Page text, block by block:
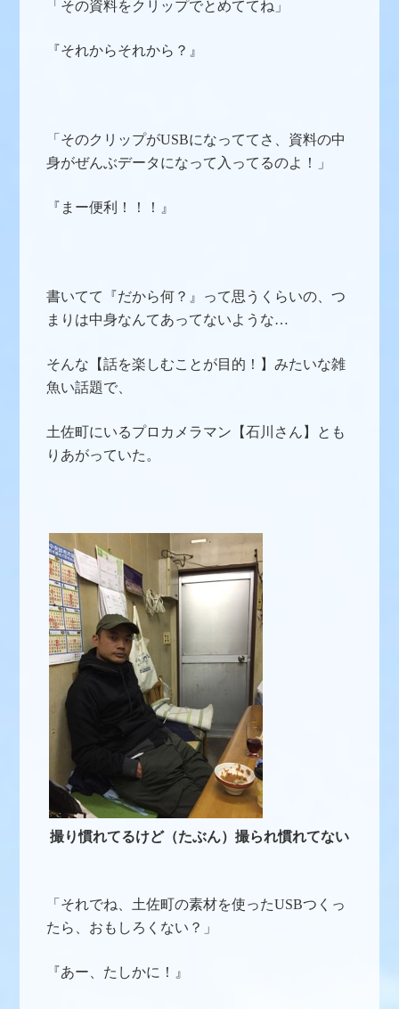
「その資料をクリップでとめててね」
『それからそれから？』
「そのクリップがUSBになっててさ、資料の中
身がぜんぶデータになって入ってるのよ！」
『まー便利！！！』
書いてて『だから何？』って思うくらいの、つ
まりは中身なんてあってないような…
そんな【話を楽しむことが目的！】みたいな雑
魚い話題で、
土佐町にいるプロカメラマン【石川さん】とも
りあがっていた。
撮り慣れてるけど（たぶん）撮られ慣れてない
「それでね、土佐町の素材を使ったUSBつくっ
たら、おもしろくない？」
『あー、たしかに！』